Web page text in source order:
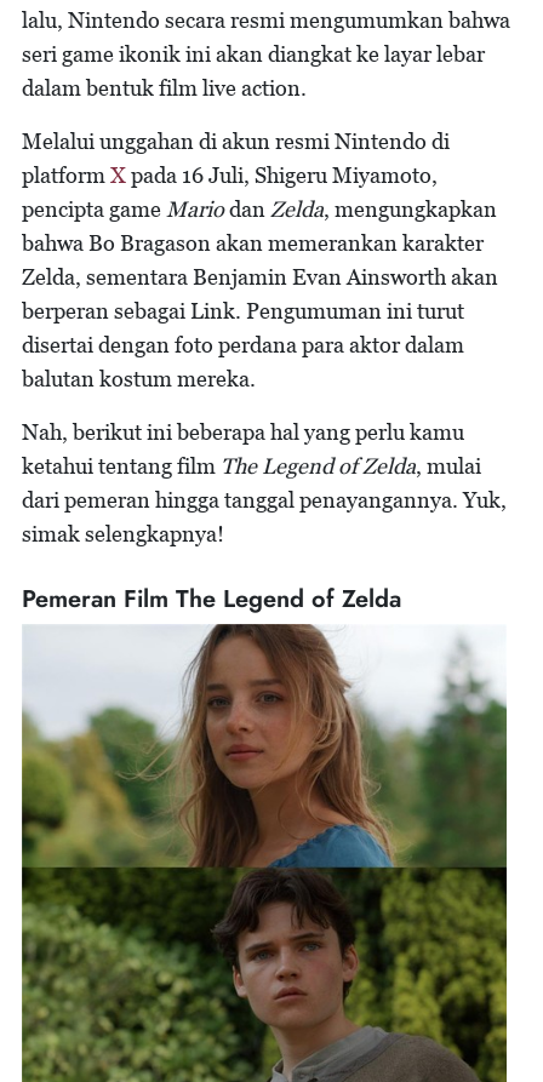
lalu, Nintendo secara resmi mengumumkan bahwa
seri game ikonik ini akan diangkat ke layar lebar
dalam bentuk film live action.
Melalui unggahan di akun resmi Nintendo di
platform Xpada 16 Juli, Shigeru Miyamoto,
pencipta game Mariodan Zelda, mengungkapkan
bahwa Bo Bragason akan memerankan karakter
Zelda, sementara Benjamin Evan Ainsworth akan
berperan sebagai Link. Pengumuman ini turut
disertai dengan foto perdana para aktor dalam
balutan kostum mereka.
Nah, berikut ini beberapa hal yang perlu kamu
ketahui tentang film The Legend of Zelda, mulai
dari pemeran hingga tanggal penayangannya. Yuk,
simak selengkapnya!
Pemeran Film The Legend of Zelda